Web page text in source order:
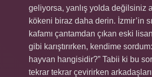
geliyorsa, yanlış yolda değilsiniz
kökeni biraz daha derin. İzmir’in
kafamı çantamdan çıkan eski
gibi karıştırırken, kendime
hayvan hangisidir?” Tabii ki bu
tekrar tekrar çevirirken